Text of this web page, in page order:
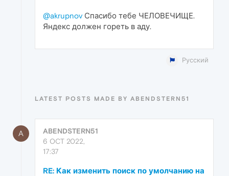
@akrupnov Спасибо тебе ЧЕЛОВЕЧИЩЕ.
Яндекс должен гореть в аду.
Русский
LATEST POSTS MADE BY ABENDSTERN51
A
ABENDSTERN51
6 OCT 2022,
17:37
RE: Как изменить поиск по умолчанию на